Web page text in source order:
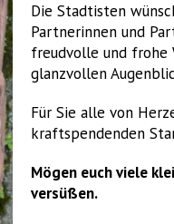
Die Stadtisten
Partnerinnen und
freudvolle und
glanzvollen
Für Sie alle von
kraftspendenden
Mögen euch viele
versüßen.